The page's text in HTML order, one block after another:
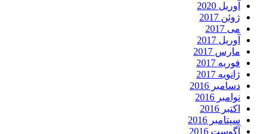
آوریل 2020
ژوئن 2017
می 2017
آوریل 2017
مارس 2017
فوریه 2017
ژانویه 2017
دسامبر 2016
نوامبر 2016
اکتبر 2016
سپتامبر 2016
آگوست 2016